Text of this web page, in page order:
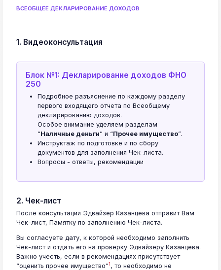
ВСЕОБЩЕЕ ДЕКЛАРИРОВАНИЕ ДОХОДОВ
1. Видеоконсультация
Блок №1: Декларирование доходов ФНО
250
Подробное разъяснение по каждому разделу
первого входящего отчета по Всеобщему
декларированию доходов.
Особое внимание уделяем разделам
“Наличные деньги” и “Прочее имущество”.
Инструктаж по подготовке и по сбору
документов для заполнения Чек-листа.
Вопросы - ответы, рекомендации
2. Чек-лист
После консультации Эдвайзер Казанцева отправит Вам
Чек-лист, Памятку по заполнению Чек-листа.
Вы согласуете дату, к которой необходимо заполнить
Чек-лист и отдать его на проверку Эдвайзеру Казанцева.
Важно учесть, если в рекомендациях присутствует
“оценить прочее имущество”1, то необходимо не